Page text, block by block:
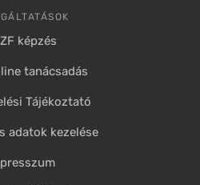
képzés
tanácsadás
Tájékoztató
adatok kezelése